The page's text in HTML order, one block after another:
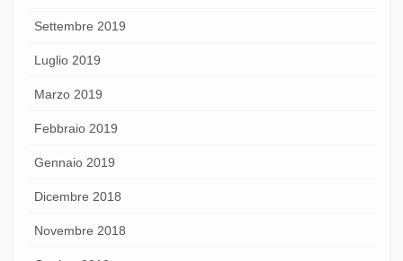
Settembre 2019
Luglio 2019
Marzo 2019
Febbraio 2019
Gennaio 2019
Dicembre 2018
Novembre 2018